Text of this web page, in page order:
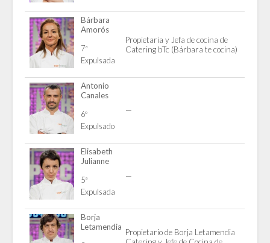
Bárbara
Amorós
7ª
Expulsada
Propietaria y Jefa de cocina de
Catering bTc (Bárbara te cocina)
Antonio
Canales
6º
Expulsado
—
Elisabeth
Julianne
5ª
Expulsada
—
Borja
Letamendia
Propietario de Borja Letamendia